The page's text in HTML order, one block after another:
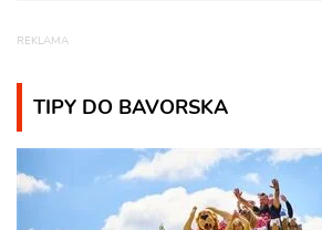
TIPY DO BAVORSKA